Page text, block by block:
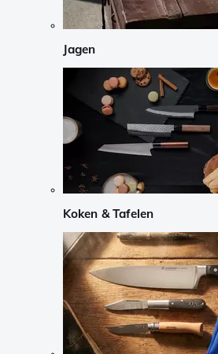
Jagen
Koken & Tafelen